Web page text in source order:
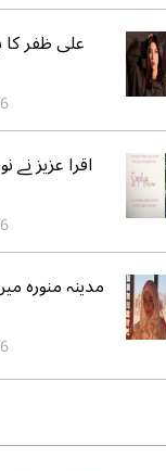
علی ظفر
اقرا عزیز نے
مدینہ منورہ
کی دعائے